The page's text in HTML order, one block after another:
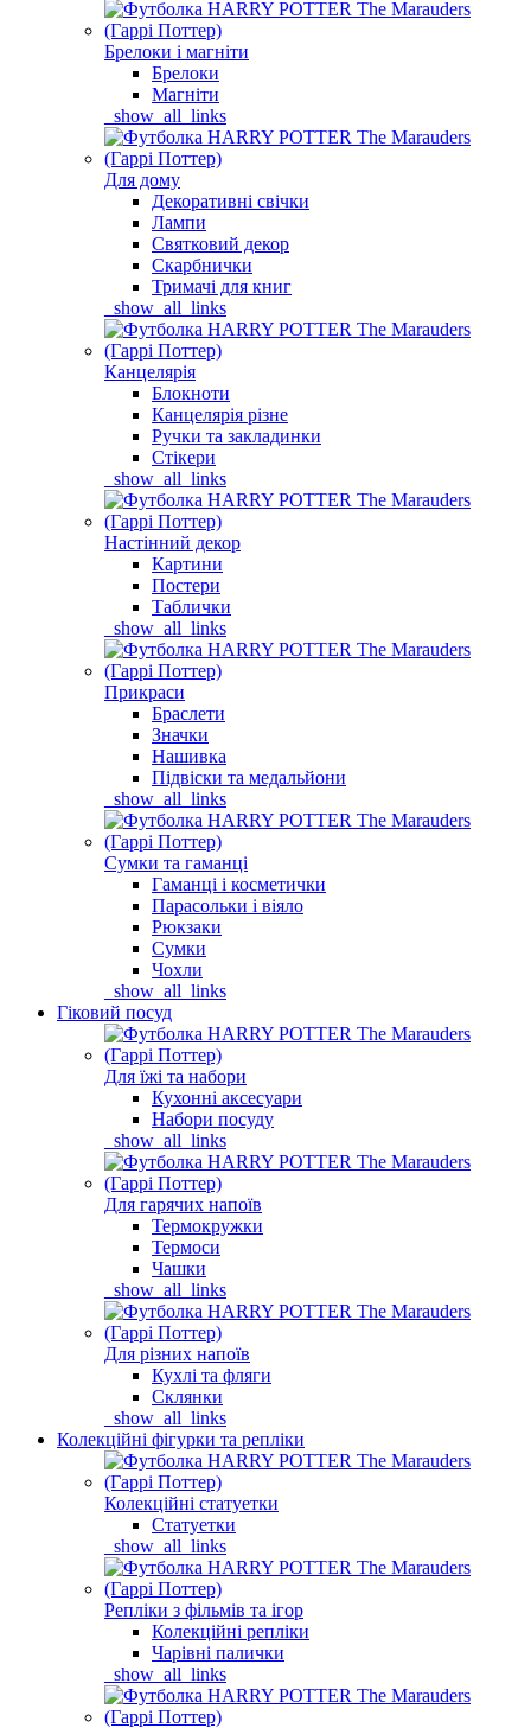
Брелоки і магніти
Брелоки
Магніти
_show_all_links
Для дому
Декоративні свічки
Лампи
Святковий декор
Скарбнички
Тримачі для книг
_show_all_links
Канцелярія
Блокноти
Канцелярія різне
Ручки та закладинки
Стікери
_show_all_links
Настінний декор
Картини
Постери
Таблички
_show_all_links
Прикраси
Браслети
Значки
Нашивка
Підвіски та медальйони
_show_all_links
Сумки та гаманці
Гаманці і косметички
Парасольки і віяло
Рюкзаки
Сумки
Чохли
_show_all_links
Гіковий посуд
Для їжі та набори
Кухонні аксесуари
Набори посуду
_show_all_links
Для гарячих напоїв
Термокружки
Термоси
Чашки
_show_all_links
Для різних напоїв
Кухлі та фляги
Склянки
_show_all_links
Колекційні фігурки та репліки
Колекційні статуетки
Статуетки
_show_all_links
Репліки з фільмів та ігор
Колекційні репліки
Чарівні палички
_show_all_links